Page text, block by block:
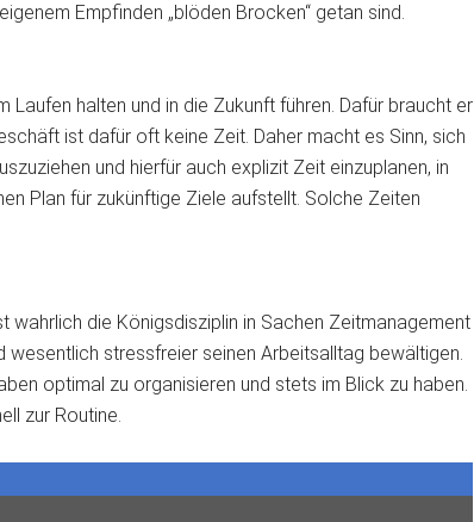
Empfinden „blöden Brocken“ getan sind.
Laufen halten und in die Zukunft führen. Dafür braucht er
ist dafür oft keine Zeit. Daher macht es Sinn, sich
und hierfür auch explizit Zeit einzuplanen, in
Plan für zukünftige Ziele aufstellt. Solche Zeiten
wahrlich die Königsdisziplin in Sachen Zeitmanagement
stressfreier seinen Arbeitsalltag bewältigen.
optimal zu organisieren und stets im Blick zu haben.
zur Routine.